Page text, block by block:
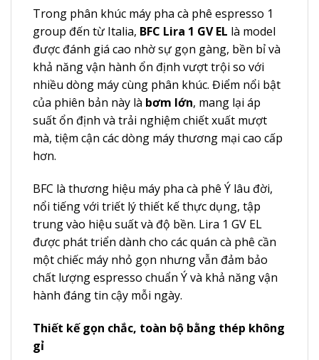
Trong phân khúc máy pha cà phê espresso 1
group đến từ Italia, BFC Lira 1 GV EL là model
được đánh giá cao nhờ sự gọn gàng, bền bỉ và
khả năng vận hành ổn định vượt trội so với
nhiều dòng máy cùng phân khúc. Điểm nổi bật
của phiên bản này là bơm lớn, mang lại áp
suất ổn định và trải nghiệm chiết xuất mượt
mà, tiệm cận các dòng máy thương mại cao cấp
hơn.
BFC là thương hiệu máy pha cà phê Ý lâu đời,
nổi tiếng với triết lý thiết kế thực dụng, tập
trung vào hiệu suất và độ bền. Lira 1 GV EL
được phát triển dành cho các quán cà phê cần
một chiếc máy nhỏ gọn nhưng vẫn đảm bảo
chất lượng espresso chuẩn Ý và khả năng vận
hành đáng tin cậy mỗi ngày.
Thiết kế gọn chắc, toàn bộ bằng thép không
gỉ